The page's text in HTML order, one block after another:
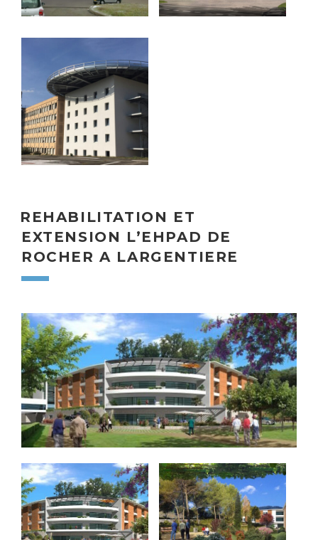
REHABILITATION ET
EXTENSION L’EHPAD DE
ROCHER A LARGENTIERE